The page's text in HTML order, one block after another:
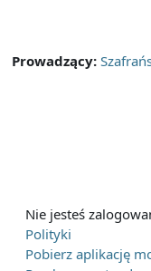
Prowadzący:
Nie jesteś
Polityki
Pobierz aplikację